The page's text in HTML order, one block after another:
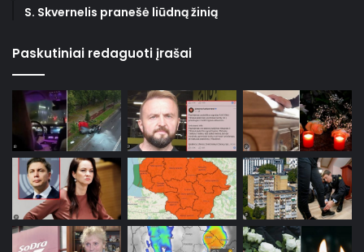
S. Skvernelis pranešė liūdną žinią
Paskutiniai redaguoti įrašai